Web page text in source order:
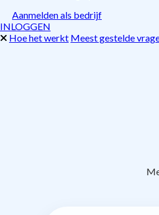
Aanmelden als bedrijf
INLOGGEN
Hoe het werkt Meest gestelde